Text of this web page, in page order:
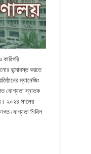
বন্দোবস্ত করতে
ম্যানেজিং
যোগ্যতা স্নাতক
২০২৪ সালের
যোগ্যতা শিথিল